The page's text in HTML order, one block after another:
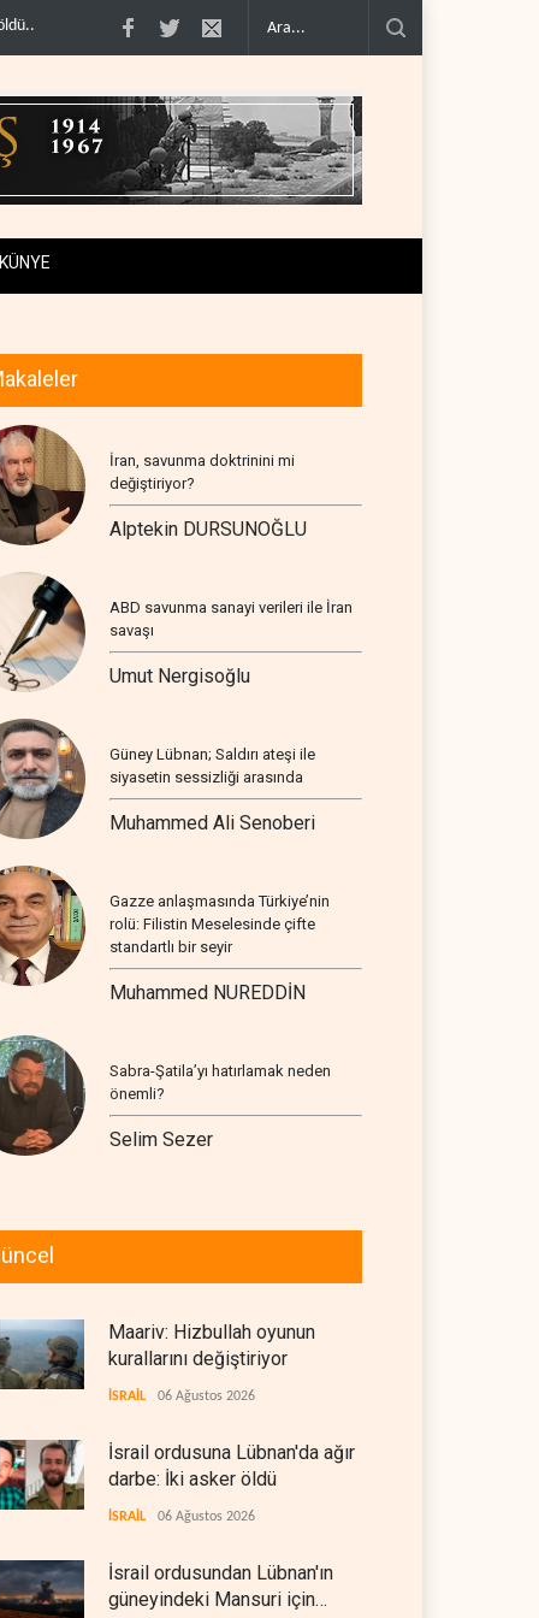
İsrail ordusundan Lübnan'ın güneyindeki Mansuri için ta..
KÜNYE
İran, savunma doktrinini mi
değiştiriyor?
Alptekin DURSUNOĞLU
ABD savunma sanayi verileri ile İran
savaşı
Umut Nergisoğlu
Güney Lübnan; Saldırı ateşi ile
siyasetin sessizliği arasında
Muhammed Ali Senoberi
Gazze anlaşmasında Türkiye’nin
rolü: Filistin Meselesinde çifte
standartlı bir seyir
Muhammed NUREDDİN
Sabra-Şatila’yı hatırlamak neden
önemli?
Selim Sezer
Maariv: Hizbullah oyunun
kurallarını değiştiriyor
İSRAİL 06 Ağustos 2026
İsrail ordusuna Lübnan'da ağır
darbe: İki asker öldü
İSRAİL 06 Ağustos 2026
İsrail ordusundan Lübnan'ın
güneyindeki Mansuri için